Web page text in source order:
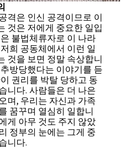
격은 인신 공격이므로 이
것은 저에게 중요한 일입
불법체류자로 이 나라
희 공동체에서 이런 일
것을 보면 정말 속상합니
방당했다는 이야기를 듣
권리를 박탈 당하고 동
니다. 사람들은 더 나은
며, 우리는 자신과 가족
꿈꾸며 열심히 일합니
게 아무 것도 주지 않았
정부의 눈에는 그게 중
니다.